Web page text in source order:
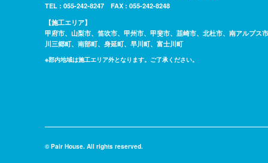
TEL : 055-242-8247 FAX : 055-242-8248
【施工エリア】
甲府市、山梨市、笛吹市、甲州市、甲斐市、韮崎市、北杜市、南アルプス
川三郷町、南部町、身延町、早川町、富士川町
※郡内地域は施工エリア外となります。ご了承ください。
© Pair House. All rights reserved.